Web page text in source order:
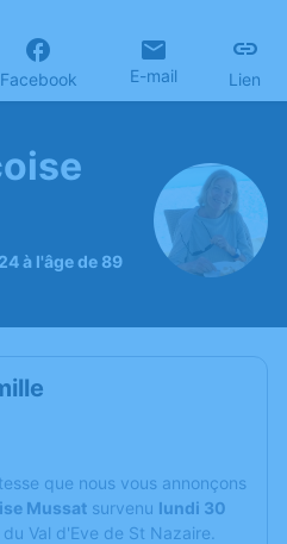
Facebook E-mail Lien
à l'âge de 89
que nous vous annonçons
Mussat survenu lundi 30
Val d'Eve de St Nazaire.